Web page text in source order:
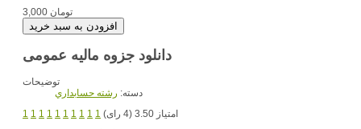
3,000 تومان
دانلود جزوه مالیه عمومی
توضیحات
دسته: رشته حسابداري
1 1 1 1 1 1 1 1 1 1
امتیاز 3.50 (4 رای)